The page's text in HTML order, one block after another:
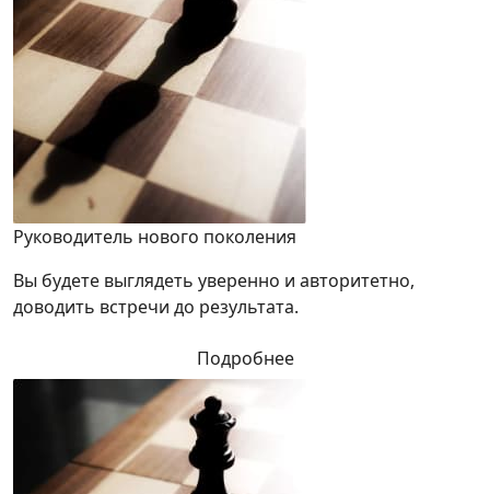
Руководитель нового поколения
Вы будете выглядеть уверенно и авторитетно,
доводить встречи до результата.
Подробнее